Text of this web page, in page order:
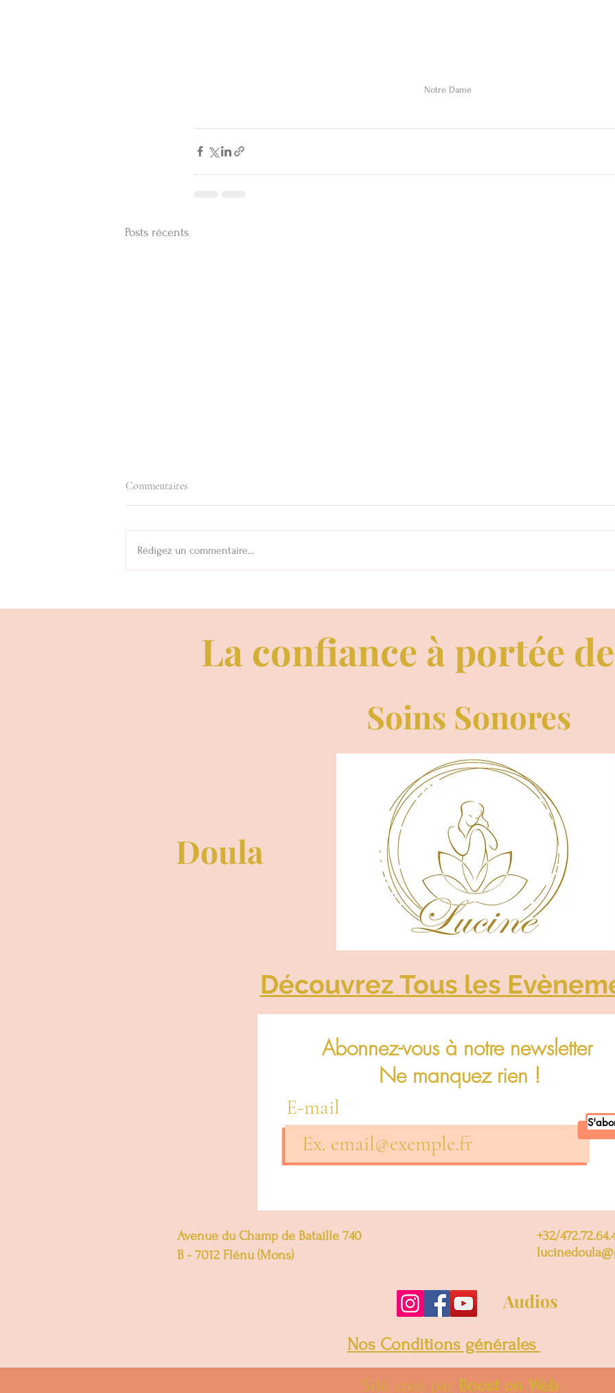
Notre Dame
Posts récents
Voix... Et si on parlait de chant
PARFUM DE JÉSUS ET DE
Commentaires
Rédigez un commentaire...
La confiance à portée
Soins Sonores
Doula
Découvrez Tous les
Abonnez-vous à notre newsletter
Ne manquez rien !
E-mail
Avenue du Champ de Bataille 740
B - 7012 Flénu (Mons)
+32/
Audios
Nos Conditions générales
Sité créé par Boost on Web :